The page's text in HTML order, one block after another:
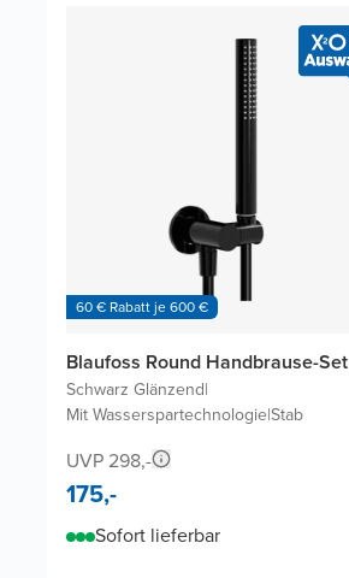
60 € Rabatt je 600 €
Blaufoss Round Handbrause-Set
Schwarz Glänzend|
Mit Wasserspartechnologie|Stab
UVP 298,-
175,-
Sofort lieferbar